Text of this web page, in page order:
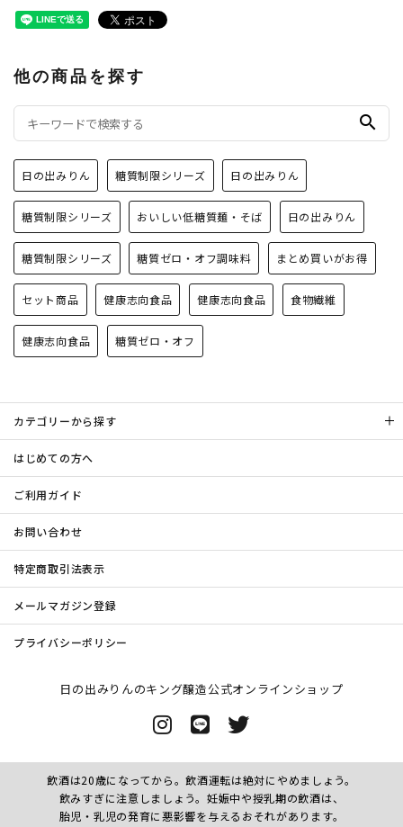
他の商品を探す
search
日の出みりん 糖質制限シリーズ 日の出みりん
糖質制限シリーズ おいしい低糖質麺・そば 日の出みりん
糖質制限シリーズ 糖質ゼロ・オフ調味料 まとめ買いがお得
セット商品 健康志向食品 健康志向食品 食物繊維
健康志向食品 糖質ゼロ・オフ
カテゴリーから探す
はじめての方へ
ご利用ガイド
お問い合わせ
特定商取引法表示
メールマガジン登録
プライバシーポリシー
日の出みりんのキング醸造公式オンラインショップ
飲酒は20歳になってから。飲酒運転は絶対にやめましょう。
飲みすぎに注意しましょう。妊娠中や授乳期の飲酒は、
胎児・乳児の発育に悪影響を与えるおそれがあります。